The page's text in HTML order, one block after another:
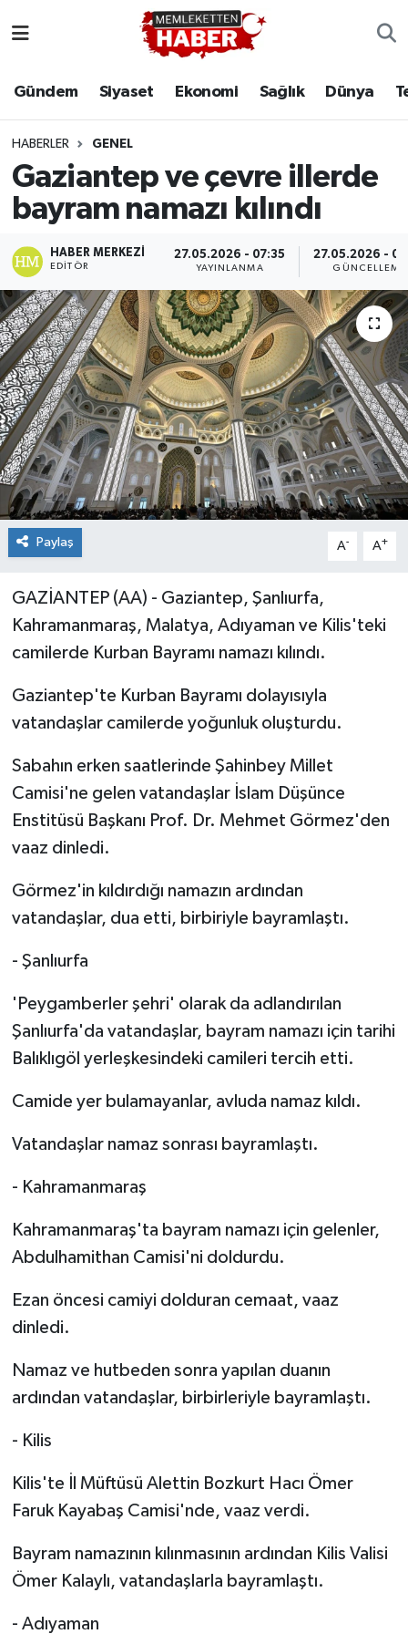
Gündem Siyaset Ekonomi Sağlık Dünya
HABERLER GENEL
Gaziantep ve çevre illerde
bayram namazı kılındı
HABER MERKEZI
EDITÖR
27.05.2026 - 07:35
YAYINLANMA
27.05.2026 -
GÜNCELLEME
Paylaş A- A+
GAZİANTEP (AA) - Gaziantep, Şanlıurfa,
Kahramanmaraş, Malatya, Adıyaman ve Kilis'teki
camilerde Kurban Bayramı namazı kılındı.
Gaziantep'te Kurban Bayramı dolayısıyla
vatandaşlar camilerde yoğunluk oluşturdu.
Sabahın erken saatlerinde Şahinbey Millet
Camisi'ne gelen vatandaşlar İslam Düşünce
Enstitüsü Başkanı Prof. Dr. Mehmet Görmez'den
vaaz dinledi.
Görmez'in kıldırdığı namazın ardından
vatandaşlar, dua etti, birbiriyle bayramlaştı.
- Şanlıurfa
'Peygamberler şehri' olarak da adlandırılan
Şanlıurfa'da vatandaşlar, bayram namazı için tarihi
Balıklıgöl yerleşkesindeki camileri tercih etti.
Camide yer bulamayanlar, avluda namaz kıldı.
Vatandaşlar namaz sonrası bayramlaştı.
- Kahramanmaraş
Kahramanmaraş'ta bayram namazı için gelenler,
Abdulhamithan Camisi'ni doldurdu.
Ezan öncesi camiyi dolduran cemaat, vaaz
dinledi.
Namaz ve hutbeden sonra yapılan duanın
ardından vatandaşlar, birbirleriyle bayramlaştı.
- Kilis
Kilis'te İl Müftüsü Alettin Bozkurt Hacı Ömer
Faruk Kayabaş Camisi'nde, vaaz verdi.
Bayram namazının kılınmasının ardından Kilis Valisi
Ömer Kalaylı, vatandaşlarla bayramlaştı.
- Adıyaman